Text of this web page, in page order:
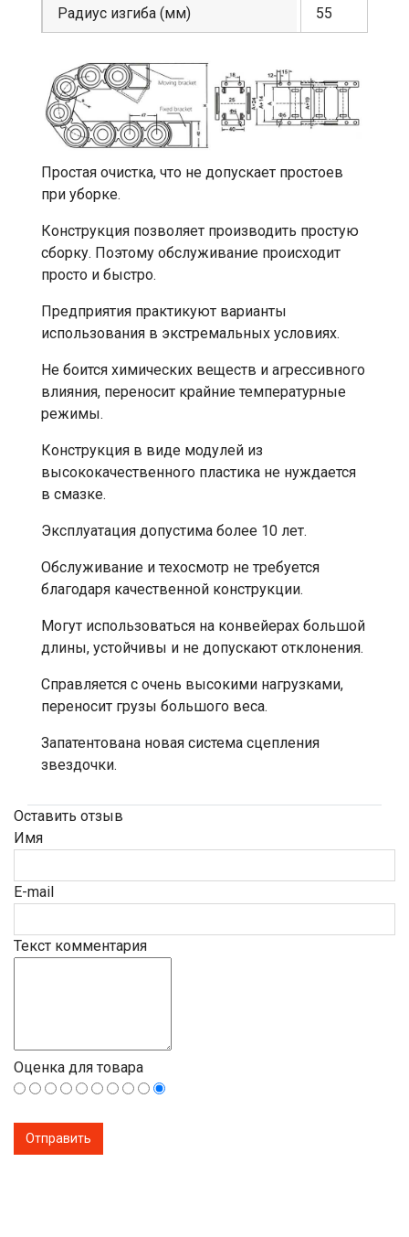
Радиус изгиба (мм) 55
Простая очистка, что не допускает простоев
при уборке.
Конструкция позволяет производить простую
сборку. Поэтому обслуживание происходит
просто и быстро.
Предприятия практикуют варианты
использования в экстремальных условиях.
Не боится химических веществ и агрессивного
влияния, переносит крайние температурные
режимы.
Конструкция в виде модулей из
высококачественного пластика не нуждается
в смазке.
Эксплуатация допустима более 10 лет.
Обслуживание и техосмотр не требуется
благодаря качественной конструкции.
Могут использоваться на конвейерах большой
длины, устойчивы и не допускают отклонения.
Справляется с очень высокими нагрузками,
переносит грузы большого веса.
Запатентована новая система сцепления
звездочки.
Оставить отзыв
Имя
E-mail
Текст комментария
Оценка для товара